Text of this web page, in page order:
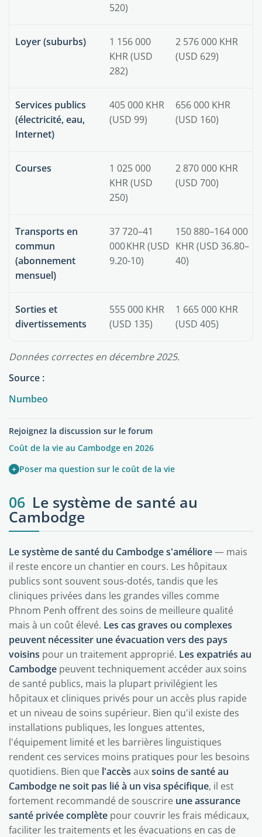
520)
Loyer (suburbs)
1 156 000
KHR (USD
282)
2 576 000 KHR
(USD 629)
Services publics
(électricité, eau,
Internet)
405 000 KHR
(USD 99)
656 000 KHR
(USD 160)
Courses
1 025 000
KHR (USD
250)
2 870 000 KHR
(USD 700)
Transports en
commun
(abonnement
mensuel)
37 720–41
000 KHR (USD
9.20-10)
150 880–164 000
KHR (USD 36.80–
40)
Sorties et
divertissements
555 000 KHR
(USD 135)
1 665 000 KHR
(USD 405)
Données correctes en décembre 2025.
Source :
Numbeo
Rejoignez la discussion sur le forum
Coût de la vie au Cambodge en 2026
+ Poser ma question sur le coût de la vie
06 Le système de santé au
Cambodge
Le système de santé du Cambodge s'améliore— mais
il reste encore un chantier en cours. Les hôpitaux
publics sont souvent sous-dotés, tandis que les
cliniques privées dans les grandes villes comme
Phnom Penh offrent des soins de meilleure qualité
mais à un coût élevé. Les cas graves ou complexes
peuvent nécessiter une évacuation vers des pays
voisins pour un traitement approprié. Les expatriés au
Cambodge peuvent techniquement accéder aux soins
de santé publics, mais la plupart privilégient les
hôpitaux et cliniques privés pour un accès plus rapide
et un niveau de soins supérieur. Bien qu'il existe des
installations publiques, les longues attentes,
l'équipement limité et les barrières linguistiques
rendent ces services moins pratiques pour les besoins
quotidiens. Bien que l'accès auxsoins de santé au
Cambodge ne soit pas lié à un visa spécifique, il est
fortement recommandé de souscrire une assurance
santé privée complète pour couvrir les frais médicaux,
faciliter les traitements et les évacuations en cas de